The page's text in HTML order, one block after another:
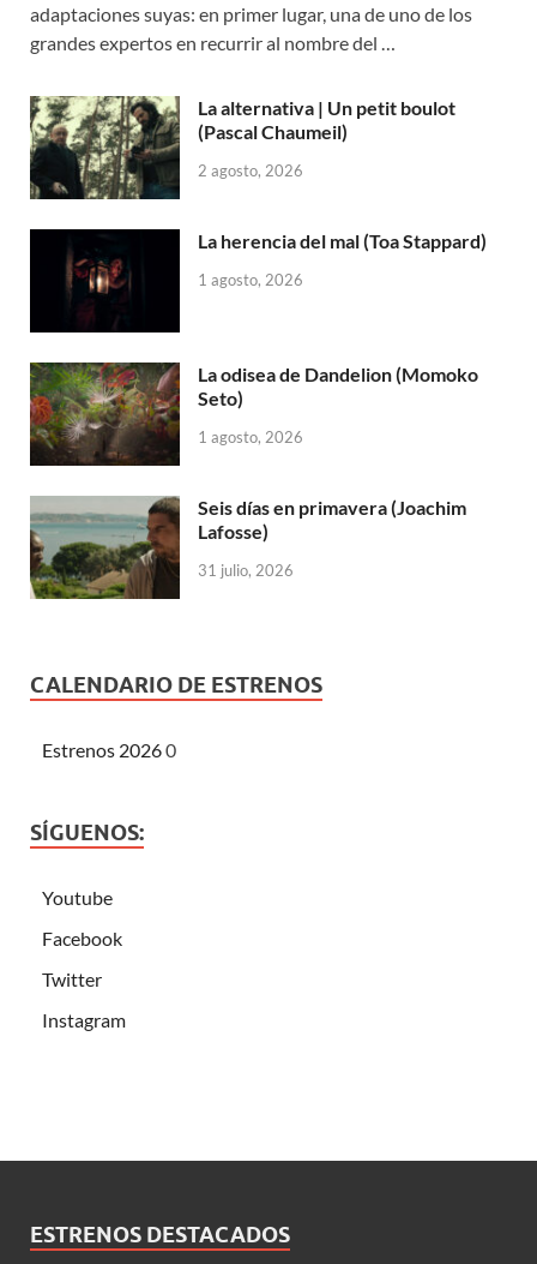
adaptaciones suyas: en primer lugar, una de uno de los
grandes expertos en recurrir al nombre del …
La alternativa | Un petit boulot
(Pascal Chaumeil)
2 agosto, 2026
La herencia del mal (Toa Stappard)
1 agosto, 2026
La odisea de Dandelion (Momoko
Seto)
1 agosto, 2026
Seis días en primavera (Joachim
Lafosse)
31 julio, 2026
CALENDARIO DE ESTRENOS
Estrenos 20260
SÍGUENOS:
Youtube
Facebook
Twitter
Instagram
ESTRENOS DESTACADOS